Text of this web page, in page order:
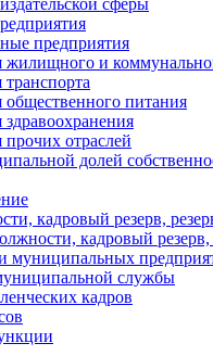
сферы
предприятия
жилищного и
общественного питания
отраслей
долей
кадровый резерв,
кадровый резерв,
муниципальных
службы
кадров